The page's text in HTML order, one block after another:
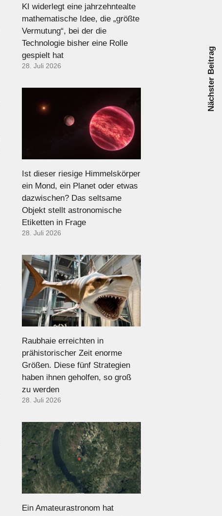
Nächster Beitrag
KI widerlegt eine jahrzehntealte
mathematische Idee, die „größte
Vermutung“, bei der die
Technologie bisher eine Rolle
gespielt hat
28. Juli 2026
Ist dieser riesige Himmelskörper
ein Mond, ein Planet oder etwas
dazwischen? Das seltsame
Objekt stellt astronomische
Etiketten in Frage
28. Juli 2026
Raubhaie erreichten in
prähistorischer Zeit enorme
Größen. Diese fünf Strategien
haben ihnen geholfen, so groß
zu werden
28. Juli 2026
Ein Amateurastronom hat